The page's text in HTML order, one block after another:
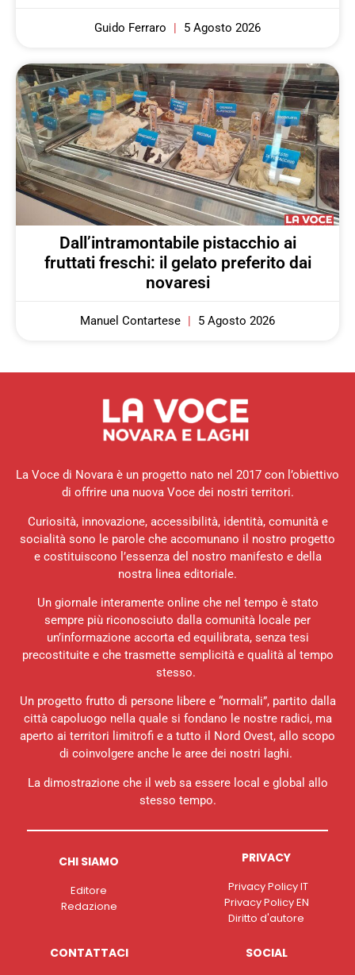
Guido Ferraro 5 Agosto 2026
Dall’intramontabile pistacchio ai
fruttati freschi: il gelato preferito dai
novaresi
Manuel Contartese 5 Agosto 2026
La Voce di Novara è un progetto nato nel 2017 con l’obiettivo
di offrire una nuova Voce dei nostri territori.
Curiosità, innovazione, accessibilità, identità, comunità e
socialità sono le parole che accomunano il nostro progetto
e costituiscono l’essenza del nostro manifesto e della
nostra linea editoriale.
Un giornale interamente online che nel tempo è stato
sempre più riconosciuto dalla comunità locale per
un’informazione accorta ed equilibrata, senza tesi
precostituite e che trasmette semplicità e qualità al tempo
stesso.
Un progetto frutto di persone libere e “normali”, partito dalla
città capoluogo nella quale si fondano le nostre radici, ma
aperto ai territori limitrofi e a tutto il Nord Ovest, allo scopo
di coinvolgere anche le aree dei nostri laghi.
La dimostrazione che il web sa essere local e global allo
stesso tempo.
CHI SIAMO
Editore
Redazione
PRIVACY
Privacy Policy IT
Privacy Policy EN
Diritto d'autore
CONTATTACI SOCIAL